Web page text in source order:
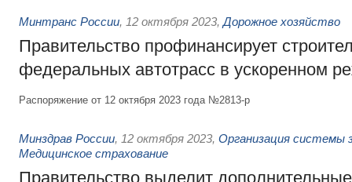
Минтранс России, 12 октября 2023, Дорожное хозяйство
Правительство профинансирует
федеральных автотрасс в ускоренном
Распоряжение от 12 октября 2023 года №2813-р
Минздрав России, 12 октября 2023, Организация системы
Медицинское страхование
Правительство выделит